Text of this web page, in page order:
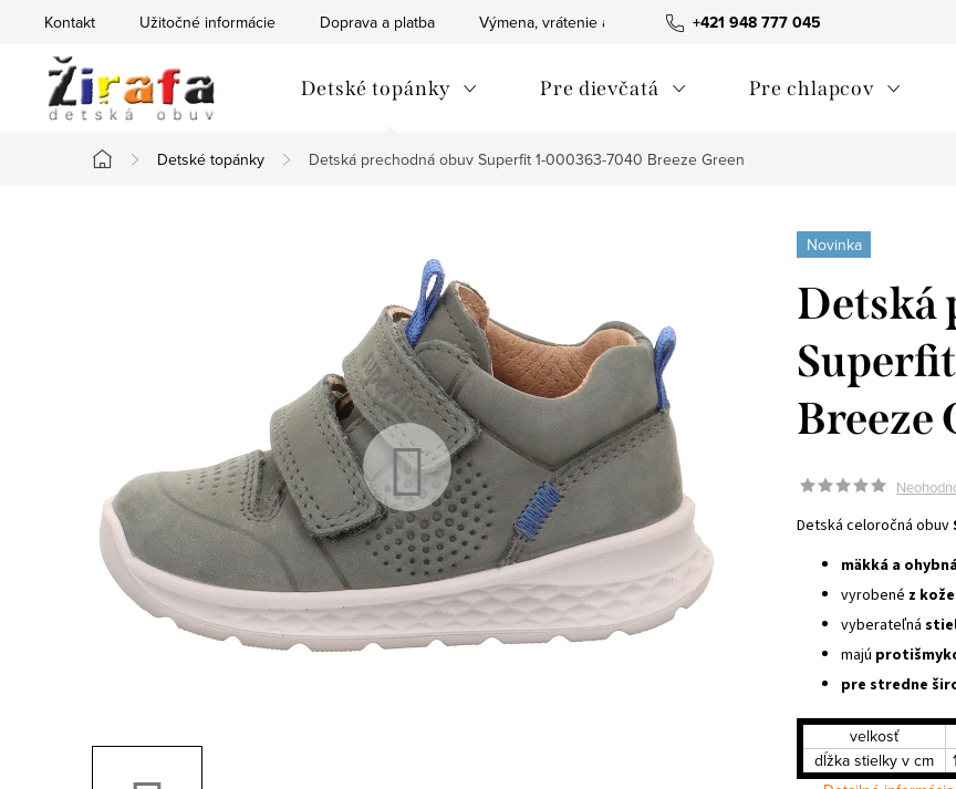
+421 948 777 045
Kontakt Užitočné informácie Doprava a platba Výmena, vrátenie a reklamácie tovaru Ako nakupovať
Detské topánky Pre dievčatá Pre chlapcov
Domov
Detské topánky Detská prechodná obuv Superfit 1-000363-7040 Breeze Green
Novinka
Detská
Breeze
Detská celoročná obuv
mäkká a
vyrobené z kože
vyberateľná
majú
pre stredne
velkosť
dĺžka stielky v cm